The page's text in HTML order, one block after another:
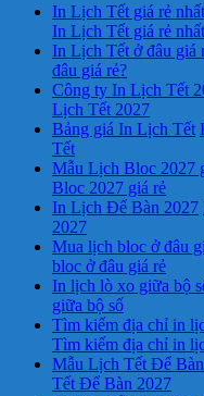
In Lịch Tết giá rẻ
In Lịch Tết giá rẻ
In Lịch Tết ở đâu giá
đâu giá rẻ?
Công ty In Lịch Tết
Lịch Tết 2027
Bảng giá In Lịch Tết
Tết
Mẫu Lịch Bloc 2027
Bloc 2027 giá rẻ
In Lịch Để Bàn 2027
2027
Mua lịch bloc ở đâu
bloc ở đâu giá rẻ
In lịch lò xo giữa bộ
giữa bộ số
Tìm kiếm địa chỉ in
Tìm kiếm địa chỉ in
Mẫu Lịch Tết Để
Tết Để Bàn 2027